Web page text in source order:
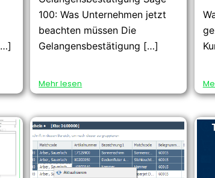
100: Was Unternehmen jetzt
beachten müssen Die
Gelangensbestätigung […]
Mehr lesen